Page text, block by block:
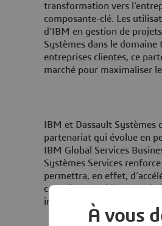
transformation vers
composante-clé. Les
d’IBM en gestion de
Systèmes dans le
entreprises clientes, ce
marché pour maximaliser
IBM et Dassault
partenariat qui évolue en
IBM Global Services
Systèmes Services
permettra, en effet,
connaît un rapide essor :
investissements de 8%
À vous